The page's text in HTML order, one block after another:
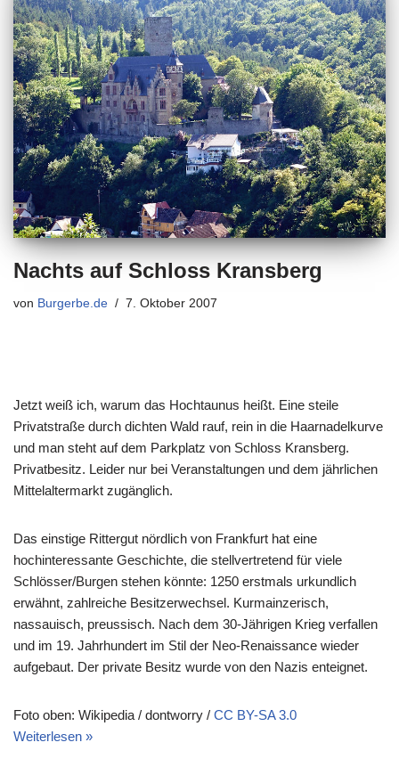
Nachts auf Schloss Kransberg
von Burgerbe.de 7. Oktober 2007
Jetzt weiß ich, warum das Hochtaunus heißt. Eine steile
Privatstraße durch dichten Wald rauf, rein in die Haarnadelkurve
und man steht auf dem Parkplatz von Schloss Kransberg.
Privatbesitz. Leider nur bei Veranstaltungen und dem jährlichen
Mittelaltermarkt zugänglich.
Das einstige Rittergut nördlich von Frankfurt hat eine
hochinteressante Geschichte, die stellvertretend für viele
Schlösser/Burgen stehen könnte: 1250 erstmals urkundlich
erwähnt, zahlreiche Besitzerwechsel. Kurmainzerisch,
nassauisch, preussisch. Nach dem 30-Jährigen Krieg verfallen
und im 19. Jahrhundert im Stil der Neo-Renaissance wieder
aufgebaut. Der private Besitz wurde von den Nazis enteignet.
Foto oben: Wikipedia / dontworry / CC BY-SA 3.0
Weiterlesen »